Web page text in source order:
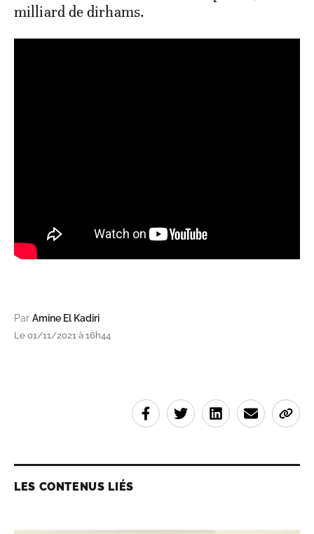
milliard de dirhams.
Par Amine El Kadiri
Le 01/11/2021 à 16h44
LES CONTENUS LIÉS